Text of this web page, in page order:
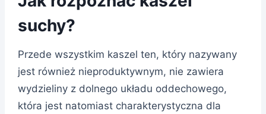
suchy?
Przede wszystkim kaszel ten, który nazywany
jest również nieproduktywnym, nie zawiera
wydzieliny z dolnego układu oddechowego,
która jest natomiast charakterystyczna dla